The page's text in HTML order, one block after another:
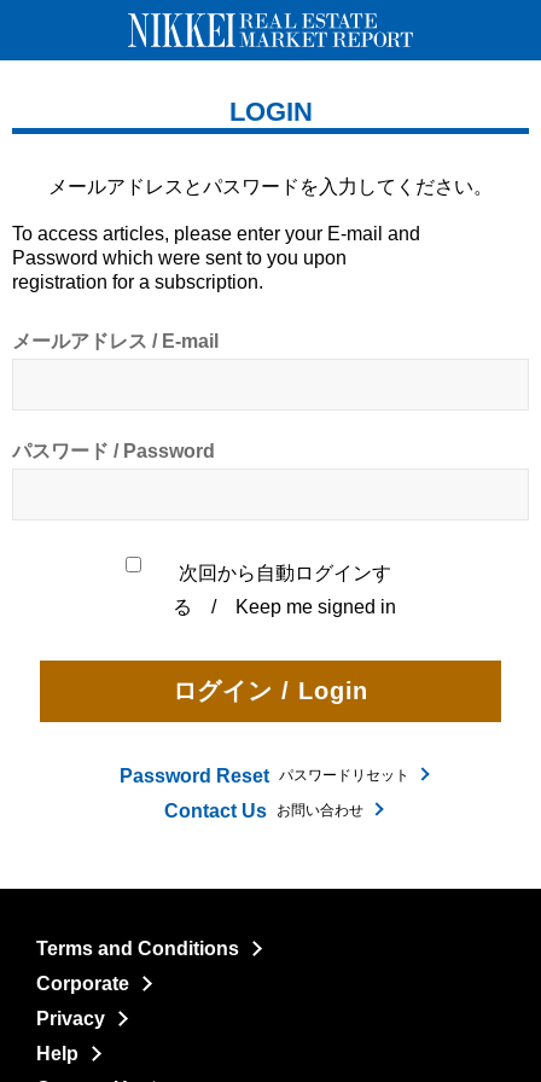
LOGIN
メールアドレスとパスワードを 入力してください。
To access articles, please enter your E-mail and
Password which were sent to you upon
registration for a subscription.
メールアドレス / E-mail
パスワード / Password
次回から自動ログインす
る / Keep me signed in
Password Reset パスワードリセット
Contact Us お問い合わせ
Terms and Conditions
Corporate
Privacy
Help